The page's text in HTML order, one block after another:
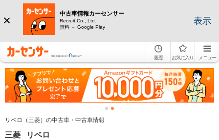
中古車情報カーセンサー
Recruit Co., Ltd.
無料 － Google Play
表示
履歴 お気に入り メニュー
リベロ（三菱）の中古車・中古車情報
三菱 リベロ